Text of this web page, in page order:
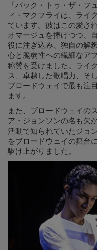
「バック・トゥ・ザ・フ
ィ・マクフライは、ライ
ています。彼はこの愛さ
オマージュを捧げつつ、
役に注ぎ込み、独自の解
心と脆弱性への繊細なア
称賛を受けました。ライ
ス、卓越した歌唱力、そ
ブロードウェイで最も注
ます。
また、ブロードウェイの
ア・ジョンソンの名も欠
活動で知られていたジョ
をブロードウェイの舞台
駆け上がりました。